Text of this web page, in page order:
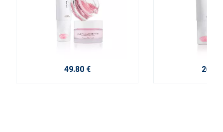
49.80 € 26.30